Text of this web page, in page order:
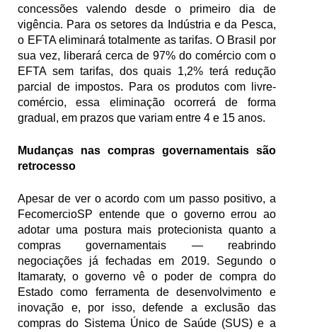
concessões valendo desde o primeiro dia de
vigência. Para os setores da Indústria e da Pesca,
o EFTA eliminará totalmente as tarifas. O Brasil por
sua vez, liberará cerca de 97% do comércio com o
EFTA sem tarifas, dos quais 1,2% terá redução
parcial de impostos. Para os produtos com livre-
comércio, essa eliminação ocorrerá de forma
gradual, em prazos que variam entre 4 e 15 anos.
Mudanças nas compras governamentais são
retrocesso
Apesar de ver o acordo com um passo positivo, a
FecomercioSP entende que o governo errou ao
adotar uma postura mais protecionista quanto a
compras governamentais — reabrindo
negociações já fechadas em 2019. Segundo o
Itamaraty, o governo vê o poder de compra do
Estado como ferramenta de desenvolvimento e
inovação e, por isso, defende a exclusão das
compras do Sistema Único de Saúde (SUS) e a